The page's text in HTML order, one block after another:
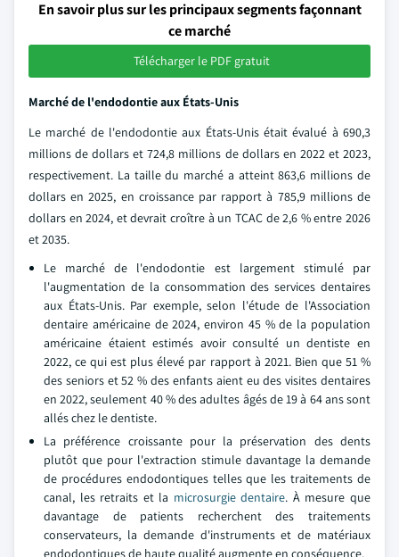
En savoir plus sur les principaux segments façonnant
ce marché
Télécharger le PDF gratuit
Marché de l'endodontie aux États-Unis
Le marché de l'endodontie aux États-Unis était évalué à 690,3
millions de dollars et 724,8 millions de dollars en 2022 et 2023,
respectivement. La taille du marché a atteint 863,6 millions de
dollars en 2025, en croissance par rapport à 785,9 millions de
dollars en 2024, et devrait croître à un TCAC de 2,6 % entre 2026
et 2035.
Le marché de l'endodontie est largement stimulé par
l'augmentation de la consommation des services dentaires
aux États-Unis. Par exemple, selon l'étude de l'Association
dentaire américaine de 2024, environ 45 % de la population
américaine étaient estimés avoir consulté un dentiste en
2022, ce qui est plus élevé par rapport à 2021. Bien que 51 %
des seniors et 52 % des enfants aient eu des visites dentaires
en 2022, seulement 40 % des adultes âgés de 19 à 64 ans sont
allés chez le dentiste.
La préférence croissante pour la préservation des dents
plutôt que pour l'extraction stimule davantage la demande
de procédures endodontiques telles que les traitements de
canal, les retraits et la microsurgie dentaire. À mesure que
davantage de patients recherchent des traitements
conservateurs, la demande d'instruments et de matériaux
endodontiques de haute qualité augmente en conséquence.